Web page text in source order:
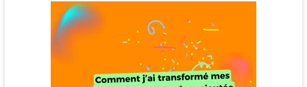
juridique
Bonneval